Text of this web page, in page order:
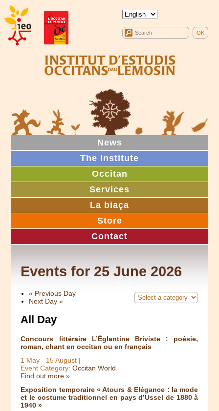
News
The Institute
Occitan
Services
La biaça
Store
Contact
Events for 25 June 2026
« Previous Day
Next Day»
All Day
Concours littéraire L’Églantine Briviste : poésie,
roman, chant en occitan ou en français
1 May - 15 August |
Event Category:Occitan World
Find out more »
Exposition temporaire « Atours & Elégance : la mode
et le costume traditionnel en pays d’Ussel de 1880 à
1940 »